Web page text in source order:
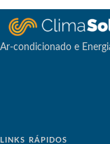
Ar-condicionado e
LINKS RÁPIDOS